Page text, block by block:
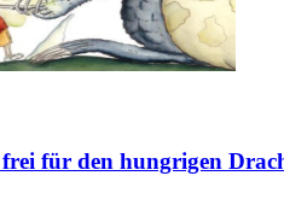
für den hungrigen